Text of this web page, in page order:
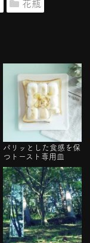
花瓶
パリッとした食感を保
つトースト専用皿